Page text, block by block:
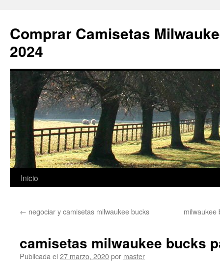
Comprar Camisetas
2024
Saltar
contenido
Inicio
← negociar y camisetas milwaukee bucks milwaukee
camisetas milwaukee bucks
Publicada el 27 marzo, 2020por master